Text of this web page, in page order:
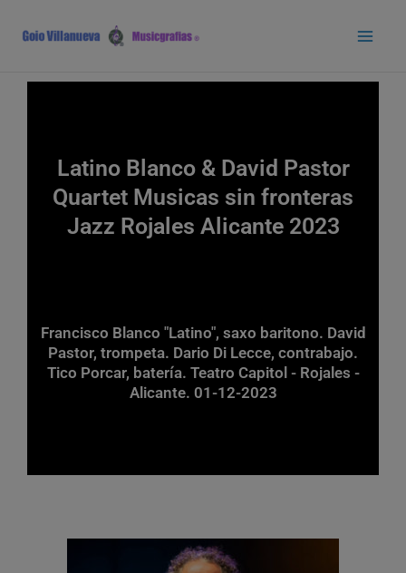
contenido
Latino Blanco & David Pastor
Quartet Musicas sin fronteras
Jazz Rojales Alicante 2023
Francisco Blanco "Latino", saxo baritono. David
Pastor, trompeta. Dario Di Lecce, contrabajo.
Tico Porcar, batería. Teatro Capitol - Rojales -
Alicante. 01-12-2023